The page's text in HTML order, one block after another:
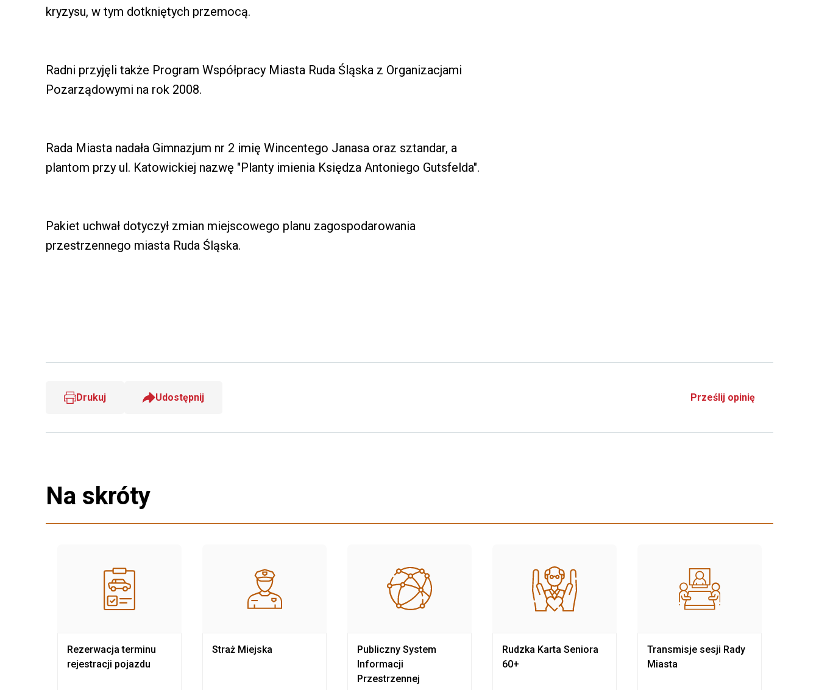
kryzysu, w tym dotkniętych przemocą.
Radni przyjęli także Program Współpracy Miasta Ruda Śląska z Organizacjami
Pozarządowymi na rok 2008.
Rada Miasta nadała Gimnazjum nr 2 imię Wincentego Janasa oraz sztandar, a
plantom przy ul. Katowickiej nazwę "Planty imienia Księdza Antoniego Gutsfelda".
Pakiet uchwał dotyczył zmian miejscowego planu zagospodarowania
przestrzennego miasta Ruda Śląska.
Drukuj Udostępnij Prześlij opinię
Na skróty
Rezerwacja terminu
rejestracji pojazdu
Straż Miejska
Publiczny System
Informacji
Przestrzennej
Rudzka Karta Seniora
60+
Transmisje sesji Rady
Miasta